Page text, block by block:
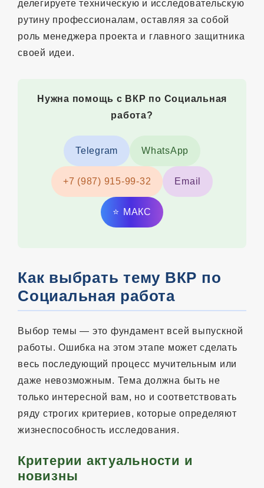
делегируете техническую и исследовательскую
рутину профессионалам, оставляя за собой
роль менеджера проекта и главного защитника
своей идеи.
Нужна помощь с ВКР по Социальная
работа?
Telegram WhatsApp
+7 (987) 915-99-32 Email
⭐ MAКС
Как выбрать тему ВКР по
Социальная работа
Выбор темы — это фундамент всей выпускной
работы. Ошибка на этом этапе может сделать
весь последующий процесс мучительным или
даже невозможным. Тема должна быть не
только интересной вам, но и соответствовать
ряду строгих критериев, которые определяют
жизнеспособность исследования.
Критерии актуальности и
новизны